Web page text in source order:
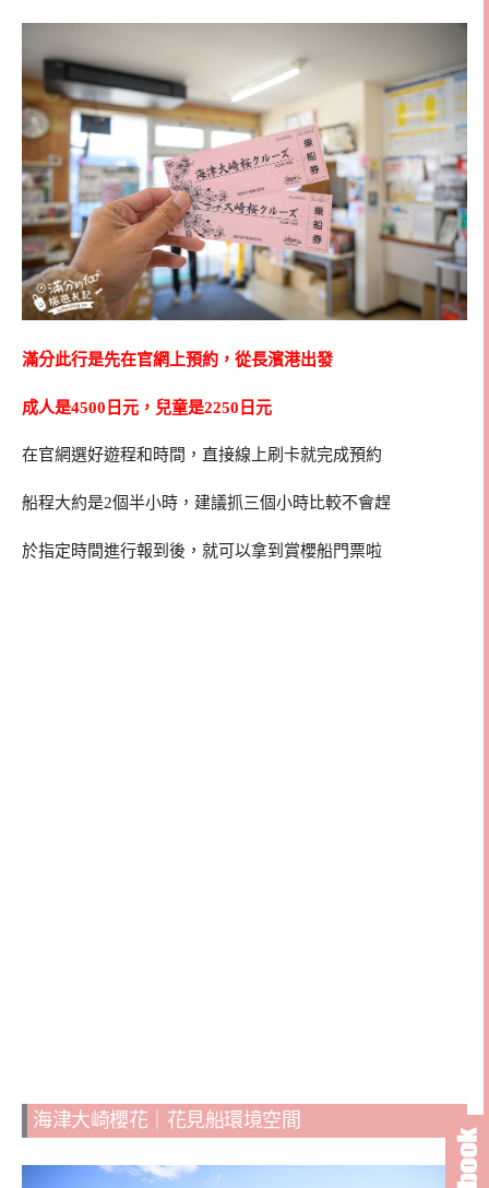
滿分此行是先在官網上預約，從長濱港出發
成人是4500日元，兒童是2250日元
在官網選好遊程和時間，直接線上刷卡就完成預約
船程大約是2個半小時，建議抓三個小時比較不會趕
於指定時間進行報到後，就可以拿到賞櫻船門票啦
海津大崎櫻花｜花見船環境空間